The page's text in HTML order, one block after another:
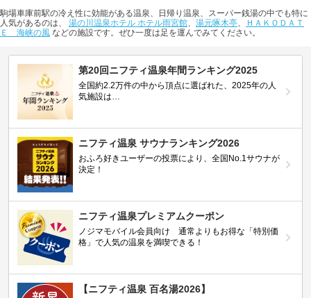
駒場車庫前駅の冷え性に効能がある温泉、日帰り温泉、スーパー銭湯の中でも特に
人気があるのは、 湯の川温泉ホテル ホテル雨宮館 湯元啄木亭
ＨＡＫＯＤＡＴ
Ｅ 海峡の風 などの施設です。ぜひ一度は足を運んでみてください。
第20回ニフティ温泉年間ランキング2025
全国約2.2万件の中から頂点に選ばれた、2025年の人
気施設は…
ニフティ温泉 サウナランキング2026
おふろ好きユーザーの投票により、全国No.1サウナが
決定！
ニフティ温泉プレミアムクーポン
ノジマモバイル会員向け 通常よりもお得な「特別価
格」で人気の温泉を満喫できる！
【ニフティ温泉 百名湯2026】